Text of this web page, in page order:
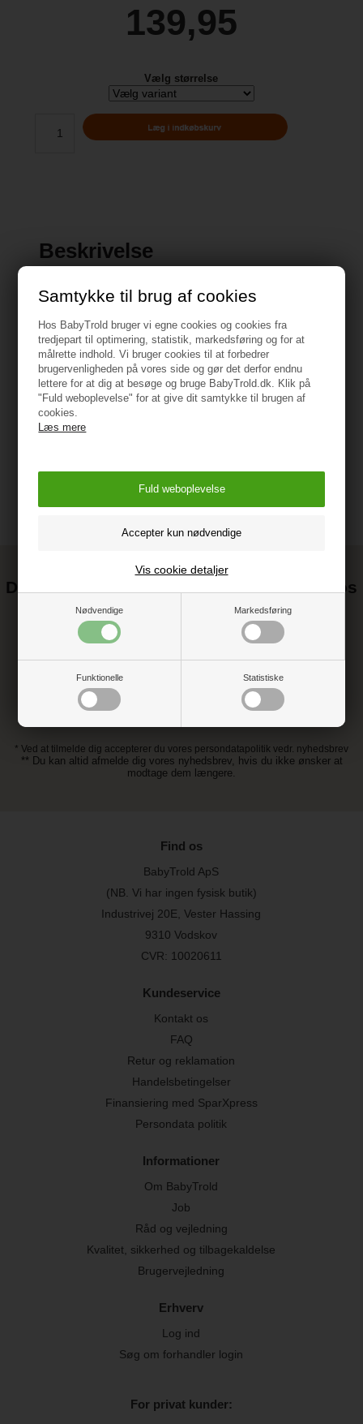
Samtykke til brug af cookies
Hos BabyTrold bruger vi egne cookies og cookies fra
tredjepart til optimering, statistik, markedsføring og for at
målrette indhold. Vi bruger cookies til at forbedrer
brugervenligheden på vores side og gør det derfor endnu
lettere for at dig at besøge og bruge BabyTrold.dk. Klik på
"Fuld weboplevelse" for at give dit samtykke til brugen af
cookies.
Læs mere
Nødvendige Markedsføring
Funktionelle Statistiske
Vis cookie detaljer
139,95
Vælg størrelse
Beskrivelse
Specifikationer
Vejledning
Det kan blive endnu billigere at handle hos
Tilmeld dig vores nyhedsbrev og gå ikke glip af gode tilbud
* Ved at tilmelde dig accepterer du vores persondatapolitik vedr. nyhedsbrev
** Du kan altid afmelde dig vores nyhedsbrev, hvis du ikke ønsker at
modtage dem længere.
Find os
BabyTrold ApS
(NB. Vi har ingen fysisk butik)
Industrivej 20E, Vester Hassing
9310 Vodskov
CVR: 10020611
Kundeservice
Kontakt os
FAQ
Retur og reklamation
Handelsbetingelser
Finansiering med SparXpress
Persondata politik
Informationer
Om BabyTrold
Job
Råd og vejledning
Kvalitet, sikkerhed og tilbagekaldelse
Brugervejledning
Erhverv
Log ind
Søg om forhandler login
For privat kunder: